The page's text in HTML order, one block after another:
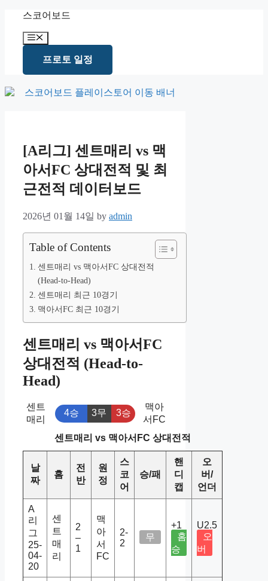
content
스코어보드
Menu
프로토 일정
[A리그] 센트매리 vs 맥
아서FC 상대전적 및 최
근전적 데이터보드
2026년 01월 14일 by admin
Table of Contents
센트매리 vs 맥아서FC 상대전적
(Head-to-Head)
센트매리 최근 10경기
맥아서FC 최근 10경기
센트매리 vs 맥아서FC
상대전적 (Head-to-
Head)
센트
매리
4승 3무 3승
맥아
서FC
센트매리 vs 맥아서FC 상대전적
날
짜
홈
전
반
원
정
스
코
어
승/패
핸
디
캡
오
버/
언더
A
리
그
25-
04-
20
센
트
매
리
2
–
1
맥
아
서
FC
2-
2
무
+1
홈
승
U2.5
오
버